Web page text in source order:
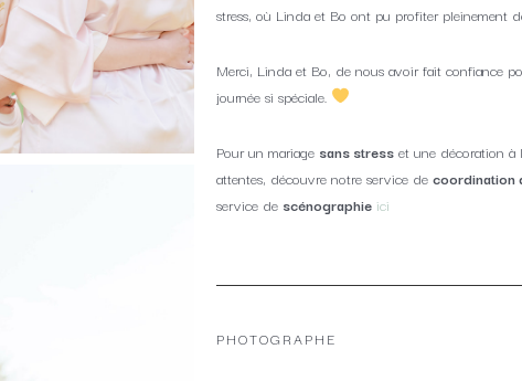
stress, où Linda et Bo ont pu profiter pleinement
Merci, Linda et Bo, de nous avoir fait confiance
journée si spéciale.
Pour un mariage sans stresset une décoration à
attentes, découvre notre service de coordination
service de scénographie ici
PHOTOGRAPHE